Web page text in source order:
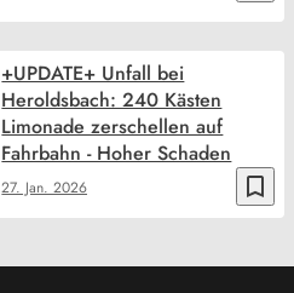
bookmark_border
27. Jan. 2026
+UPDATE+ Unfall bei
Heroldsbach: 240 Kästen
Limonade zerschellen auf
Fahrbahn - Hoher Schaden